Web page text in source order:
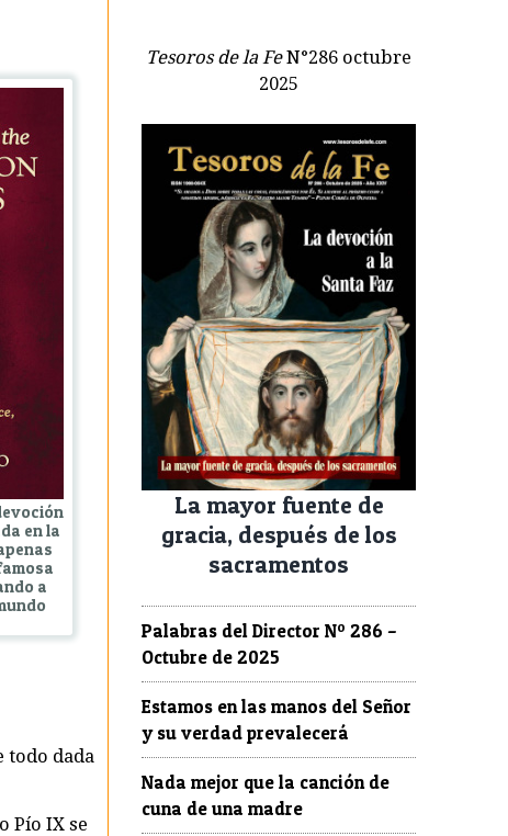
en la
a
todo dada
Pío IX se
Tesoros de la FeN°286 octubre
2025
La mayor fuente de
gracia, después de los
sacramentos
Palabras del Director Nº 286 –
Octubre de 2025
Estamos en las manos del Señor
y su verdad prevalecerá
Nada mejor que la canción de
cuna de una madre